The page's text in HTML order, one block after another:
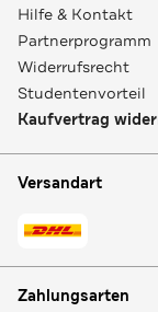
Hilfe & Kontakt
Partnerprogramm
Widerrufsrecht
Studentenvorteil
Kaufvertrag
Versandart
Zahlungsarten